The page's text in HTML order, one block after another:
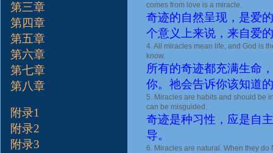
第三章
第四章
第五章
第六章
第七章
第八章
附录1
附录2
附录3
comes from love is a miracle.
奇迹的自然呈现，是爱
个意义上来说，来自爱
4. All miracles mean life, and God is
know.
所有的奇迹都充满生命
你。祂会告诉你该知道
5. Miracles are habits and should be
can be misguided.
奇迹是种习性，应是自
导。
6. Miracles are natural. When they